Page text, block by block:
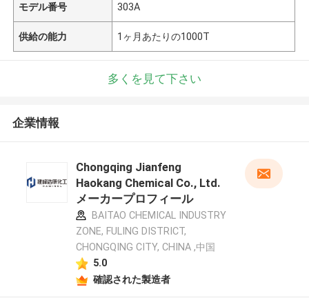
モデル番号 303A
供給の能力 1ヶ月あたりの1000T
多くを見て下さい
企業情報
Chongqing Jianfeng
Haokang Chemical Co., Ltd.
メーカープロフィール
BAITAO CHEMICAL INDUSTRY
ZONE, FULING DISTRICT,
CHONGQING CITY, CHINA ,中国
5.0
確認された製造者